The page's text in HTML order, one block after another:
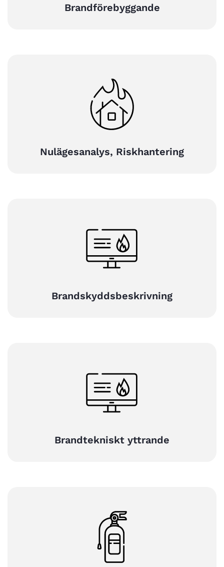
Brandförebyggande
Nulägesanalys, Riskhantering
Brandskyddsbeskrivning
Brandtekniskt yttrande